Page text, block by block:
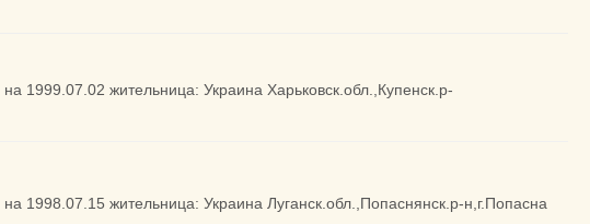
1999.07.02 жительница: Украина Харьковск.обл.,Купенск.р-
1998.07.15 жительница: Украина Луганск.обл.,Попаснянск.р-н,г.Попасна